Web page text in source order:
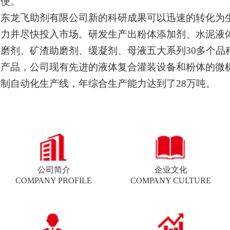
龙飞助剂有限公司新的科研成果可以迅速的转化为
并尽快投入市场。研发生产出粉体添加剂、水泥液
剂、矿渣助磨剂、缓凝剂、母液五大系列30多个品
品，公司现有先进的液体复合灌装设备和粉体的微
自动化生产线，年综合生产能力达到了28万吨。
公司简介
COMPANY PROFILE
企业文化
COMPANY CULTURE